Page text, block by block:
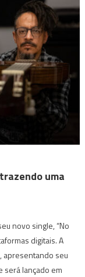
uma
novo single, “No
digitais. A
apresentando seu
será lançado em